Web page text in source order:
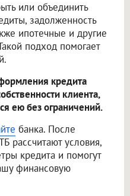
или объединить
задолженность
ипотечные и другие
подход помогает
кредита
клиента,
ею без ограничений.
банка. После
рассчитают условия,
кредита и помогут
финансовую